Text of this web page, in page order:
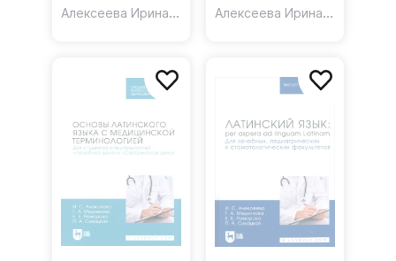
linguam Latinam.
факультетов.
Алексеева Ирина Семеновна ,Медникова Галина
языка с
Для студентов
«Фармация».
Учебник
Алексеева Ирина Семеновна